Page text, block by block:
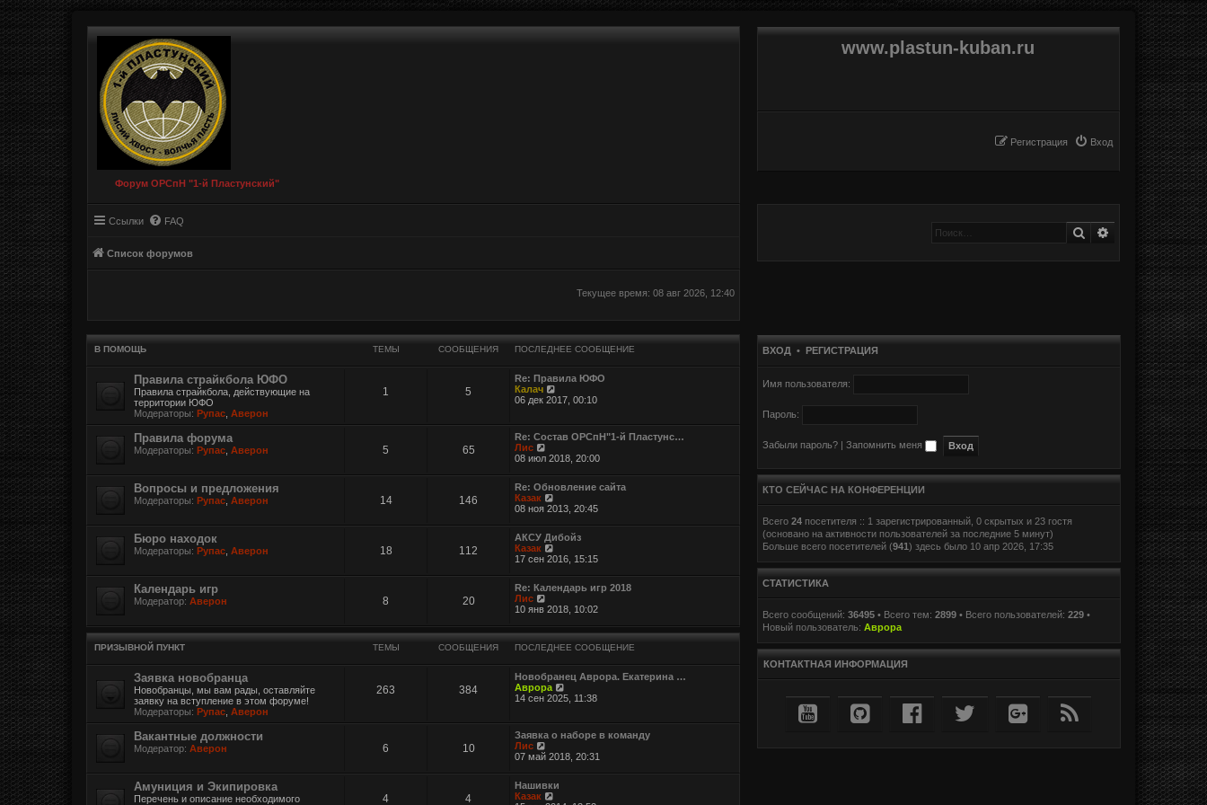
Форум ОРСпН "1-й Пластунский"
www.plastun-kuban.ru
Вход
Регистрация
Ссылки FAQ
Список форумов
Поиск Расширенный
Текущее время: 08 авг 2026, 12:40
В ПОМОЩЬ ТЕМЫ СООБЩЕНИЯ ПОСЛЕДНЕЕ СООБЩЕНИЕ
Правила страйкбола ЮФО
Правила страйкбола, действующие на
территории ЮФО
Модераторы: Рупас Аверон
1 5
Re: Правила ЮФО
Калач
е
т
и
к
п
о
л
д
н
м
о
о
б
щ
е
н
ю
06 дек 2017, 00:10
Правила форума
Модераторы: Рупас Аверон 5 65
Re: Состав ОРСпН"1-й Пластунс…
Лис
е
е
й
т
и
п
о
с
л
е
д
е
у
с
о
б
щ
е
н
ю
08 июл 2018, 20:00
Вопросы и предложения
Модераторы: Рупас Аверон 14 146
Re: Обновление сайта
Казак
е
е
й
и
о
с
л
е
д
н
у
с
о
б
щ
н
ю
08 ноя 2013, 20:45
Бюро находок
Модераторы: Рупас Аверон 18 112
АКСУ Дибойз
Казак
е
е
й
и
п
о
л
е
д
н
с
о
о
б
щ
17 сен 2016, 15:15
Календарь игр
Модератор: Аверон 8 20
Re: Календарь игр 2018
Лис
е
е
й
т
к
п
о
с
е
д
е
с
о
10 янв 2018, 10:02
ПРИЗЫВНОЙ ПУНКТ ТЕМЫ СООБЩЕНИЯ ПОСЛЕДНЕЕ СООБЩЕНИЕ
Заявка новобранца
Новобранцы, мы вам рады, оставляйте
заявку на вступление в этом форуме!
Модераторы: Рупас Аверон
263 384
Новобранец Аврора. Екатерина …
Аврора
е
т
и
к
п
14 сен 2025, 11:38
Вакантные должности
Модератор: Аверон 6 10
Заявка о наборе в команду
Лис
е
е
й
т
07 май 2018, 20:31
Амуниция и Экипировка
Перечень и описание необходимого
4 4
Нашивки
Казак
ВХОД • РЕГИСТРАЦИЯ
Имя пользователя:
Пароль:
Забыли пароль? Запомнить меня
КТО СЕЙЧАС НА КОНФЕРЕНЦИИ
Всего 24посетителя :: 1 зарегистрированный, 0 скрытых и 23 гостя
(основано на активности пользователей за последние 5 минут)
Больше всего посетителей (941) здесь было 10 апр 2026, 17:35
СТАТИСТИКА
Всего сообщений: 36495• Всего тем: 2899• Всего пользователей: 229•
Новый пользователь: Аврора
КОНТАКТНАЯ ИНФОРМАЦИЯ